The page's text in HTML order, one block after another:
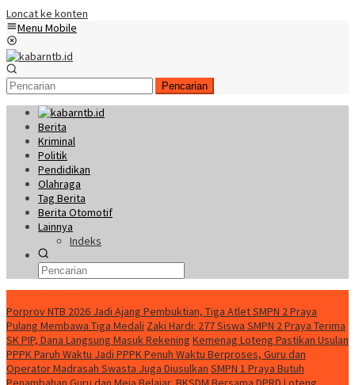
Loncat ke konten
Menu Mobile
Pencarian
Berita
Kriminal
Politik
Pendidikan
Olahraga
Tag Berita
Berita Otomotif
Lainnya
Indeks
Porprov NTB 2026 Jadi Ajang Pembuktian, Tiga Atlet SMPN 2 Praya
Pulang Membawa Tiga Medali Zaki Hardi: 277 Siswa SMPN 2 Praya Terima
SK PIP, Dana Langsung Masuk Rekening Kemenag Loteng Pastikan Usulan
PPPK Paruh Waktu Jadi PPPK Penuh Waktu Berproses, Guru dan
Operator Madrasah Swasta Juga Diusulkan SMPN 1 Praya Butuh